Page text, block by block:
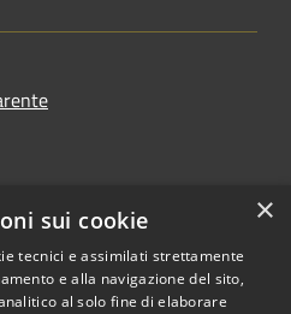
×
sui cookie
tecnici e assimilati strettamente
e alla navigazione del sito,
al solo fine di elaborare